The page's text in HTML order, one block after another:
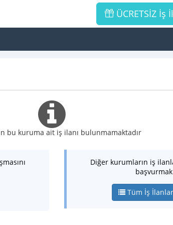
ÜCRETSİZ İş
bu kuruma ait iş ilanı bulunmamaktadır
Diğer kurumların iş
Tüm İş